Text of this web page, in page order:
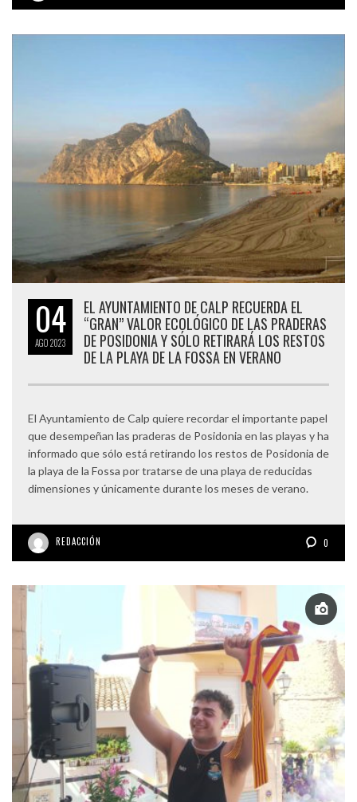
04
AGO2023
EL AYUNTAMIENTO DE CALP RECUERDA EL
“GRAN” VALOR ECOLÓGICO DE LAS PRADERAS
DE POSIDONIA Y SÓLO RETIRARÁ LOS RESTOS
DE LA PLAYA DE LA FOSSA EN VERANO
El Ayuntamiento de Calp quiere recordar el importante papel
que desempeñan las praderas de Posidonia en las playas y ha
informado que sólo está retirando los restos de Posidonia de
la playa de la Fossa por tratarse de una playa de reducidas
dimensiones y únicamente durante los meses de verano.
REDACCIÓN 0